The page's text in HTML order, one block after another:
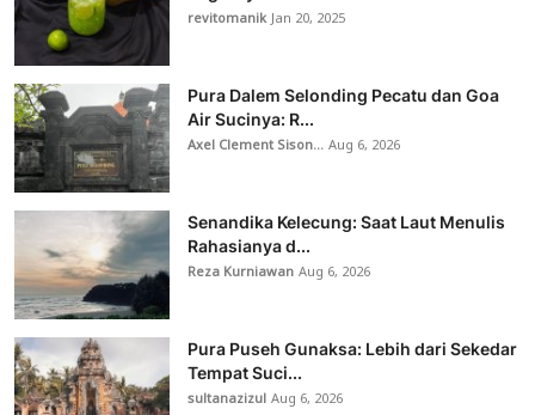
revitomanikJan 20, 2025
Pura Dalem Selonding Pecatu dan Goa
Air Sucinya: R...
Axel Clement Sison...Aug 6, 2026
Senandika Kelecung: Saat Laut Menulis
Rahasianya d...
Reza KurniawanAug 6, 2026
Pura Puseh Gunaksa: Lebih dari Sekedar
Tempat Suci...
sultanazizulAug 6, 2026